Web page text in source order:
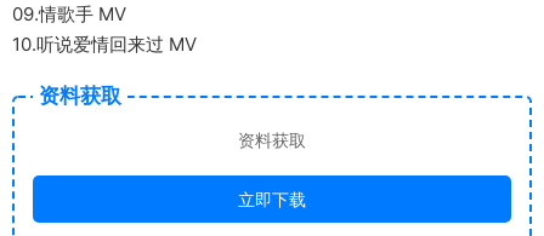
09.情歌手 MV
10.听说爱情回来过 MV
资料获取
资料获取
立即下载